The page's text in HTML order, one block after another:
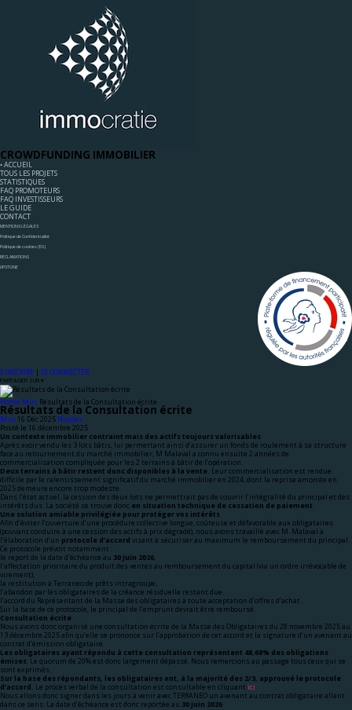
CROWDFUNDING IMMOBILIER
◦ ACCUEIL
TOUS LES PROJETS
STATISTIQUES
FAQ PROMOTEURS
FAQ INVESTISSEURS
LE GUIDE
CONTACT
MENTIONS LÉGALES
Politique de Confidentialité
Politique de cookies (EU)
RÉCLAMATIONS
UPSTONE
S'INSCRIRE | SE CONNECTER
PARTAGER SUR ▾
Home Mus Résultats de la Consultation écrite
Résultats de la Consultation écrite
Mus
Nicolas
Posté le 16 décembre 2025
Un contexte immobilier contraint mais des actifs toujours valorisables
Après avoir vendu les 3 lots bâtis, lui permettant ainsi d’assurer un fonds de roulement à sa structure
face au retournement du marché immobilier, M Malaval a connu ensuite 2 années de
commercialisation compliquée pour les 2 terrains à bâtir de l’opération.
Deux terrains à bâtir restent donc disponibles à la vente. Leur commercialisation est rendue
difficile par le ralentissement significatif du marché immobilier en 2024, dont la reprise amorcée en
2025 demeure encore trop modeste.
Dans l’état actuel, la cession des deux lots ne permettrait pas de couvrir l’intégralité du principal et des
intérêts dus. La société se trouve donc en situation technique de cessation de paiement
Une solution amiable privilégiée pour protéger vos intérêts
Afin d’éviter l’ouverture d’une procédure collective longue, coûteuse et défavorable aux obligataires
(pouvant conduire à une cession des actifs à prix dégradé), nous avons travaillé avec M. Malaval à
l’élaboration d’un protocole d’accord visant à sécuriser au maximum le remboursement du principal.
Ce protocole prévoit notamment :
le report de la date d’échéance au 30 juin 2026,
l’affectation prioritaire du produit des ventes au remboursement du capital (via un ordre irrévocable de
virement),
la restitution à Terraneo de prêts intragroupe,
l’abandon par les obligataires de la créance résiduelle restant due.
l’accord du Représentant de la Masse des obligataires à toute acceptation d’offres d’achat
Sur la base de ce protocole, le principal de l’emprunt devrait être remboursé.
Consultation écrite
Nous avons donc organisé une consultation écrite de la Masse des Obligataires du 28 novembre 2025 au
13 décembre 2025 afin qu’elle se prononce sur l’approbation de cet accord et la signature d’un avenant au
contrat d’émission obligataire.
Les obligataires ayant répondu à cette consultation représentent 48,68% des obligations
émises . Le quorum de 20% est donc largement dépassé. Nous remercions au passage tous ceux qui se
sont exprimés.
Sur la base des répondants, les obligataires ont, à la majorité des 2/3, approuvé le protocole
d’accord. Le procès verbal de la consultation est consultable en cliquant ici
Nous allons donc signer dans les jours à venir avec TERRANEO un avenant au contrat obligataire allant
dans ce sens. La date d’échéance est donc reportée au 30 juin 2026